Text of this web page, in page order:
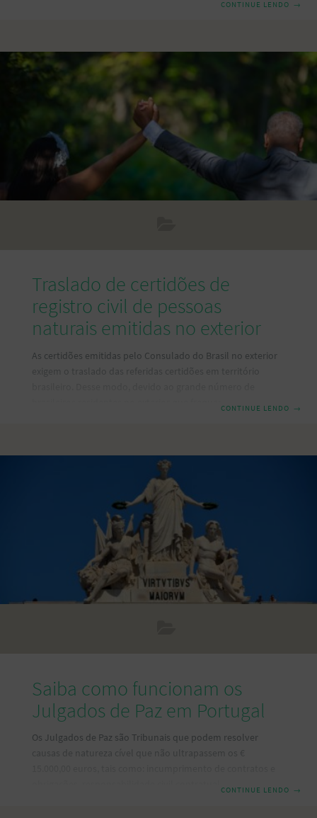
nacionalidade portuguesa, seja pelo casamento ou pela
união de facto (união estável). Qualquer que seja o motivo
CONTINUE LENDO →
Traslado de certidões de
registro civil de pessoas
naturais emitidas no exterior
As certidões emitidas pelo Consulado do Brasil no exterior
exigem o traslado das referidas certidões em território
Nacional de Justiça aprovou a Resolução n.º 155, de 16 de
Julho de 2012, que visa um único procedimento de traslado
de certidões de registro civil de
CONTINUE LENDO →
Saiba como funcionam os
Julgados de Paz em Portugal
Os Julgados de Paz são Tribunais que podem resolver
causas de natureza cível que não ultrapassem os €
CONTINUE LENDO →